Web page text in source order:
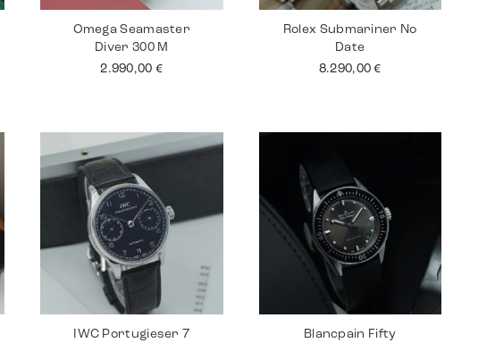
Omega Seamaster
Diver 300 M
2.990,00 €
Rolex Submariner No
Date
8.290,00€
IWC Portugieser 7
Blancpain Fifty